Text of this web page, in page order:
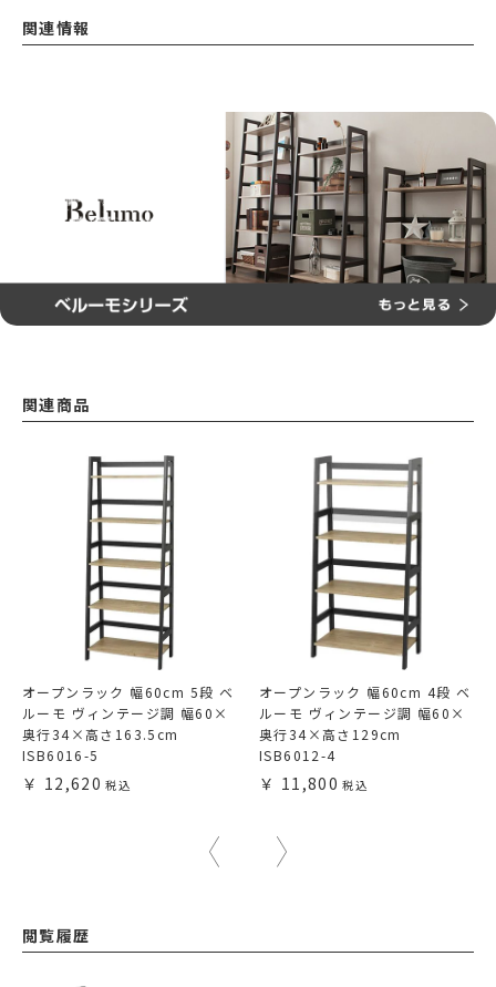
関連情報
関連商品
オープンラック 幅60cm 5段 ベ
ルーモ ヴィンテージ調 幅60×
奥行34×高さ163.5cm
ISB6016-5
12,620
オープンラック 幅60cm 4段 ベ
ルーモ ヴィンテージ調 幅60×
奥行34×高さ129cm
ISB6012-4
11,800
閲覧履歴